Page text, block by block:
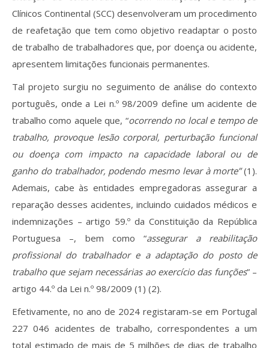
Clínicos Continental (SCC) desenvolveram um procedimento
de reafetação que tem como objetivo readaptar o posto
de trabalho de trabalhadores que, por doença ou acidente,
apresentem limitações funcionais permanentes.
Tal projeto surgiu no seguimento de análise do contexto
português, onde a Lei n.º 98/2009 define um acidente de
trabalho como aquele que, “ocorrendo no local e tempo de
trabalho, provoque lesão corporal, perturbação funcional
ou doença com impacto na capacidade laboral ou de
ganho do trabalhador, podendo mesmo levar à morte”(1).
Ademais, cabe às entidades empregadoras assegurar a
reparação desses acidentes, incluindo cuidados médicos e
indemnizações – artigo 59.º da Constituição da República
Portuguesa –, bem como “assegurar a reabilitação
profissional do trabalhador e a adaptação do posto de
trabalho que sejam necessárias ao exercício das funções” –
artigo 44.º da Lei n.º 98/2009 (1) (2).
Efetivamente, no ano de 2024 registaram-se em Portugal
227 046 acidentes de trabalho, correspondentes a um
total estimado de mais de 5 milhões de dias de trabalho